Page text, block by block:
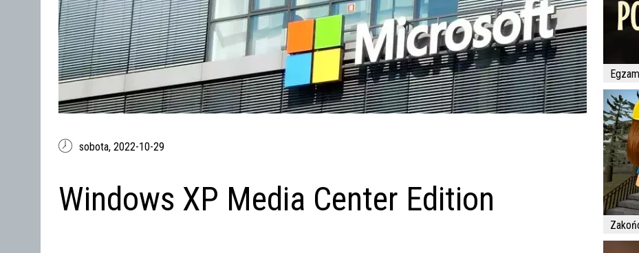
sobota,2022-10-29
Windows XP Media Center Edition